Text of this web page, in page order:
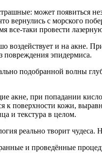
может появиться
вернулись с морского
все-таки провести
воздействует и на акне.
повреждения эпидермиса.
подобранной волны
акне, при попадании
к поверхности кожи,
и текстура в целом.
реально творит
и проведённые